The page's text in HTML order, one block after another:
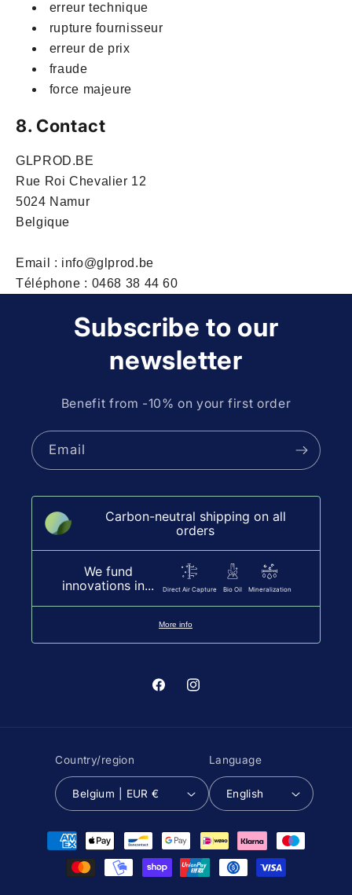
erreur technique
rupture fournisseur
erreur de prix
fraude
force majeure
8. Contact
GLPROD.BE
Rue Roi Chevalier 12
5024 Namur
Belgique
Email : info@glprod.be
Téléphone : 0468 38 44 60
Subscribe to our
newsletter
Benefit from -10% on your first order
Email
Carbon-neutral shipping on all
orders
We fund
innovations in...
Direct Air Capture Bio Oil Mineralization
More info
FacebookInstagram
Country/region
Belgium | EUR €
Language
English
Payment
methods